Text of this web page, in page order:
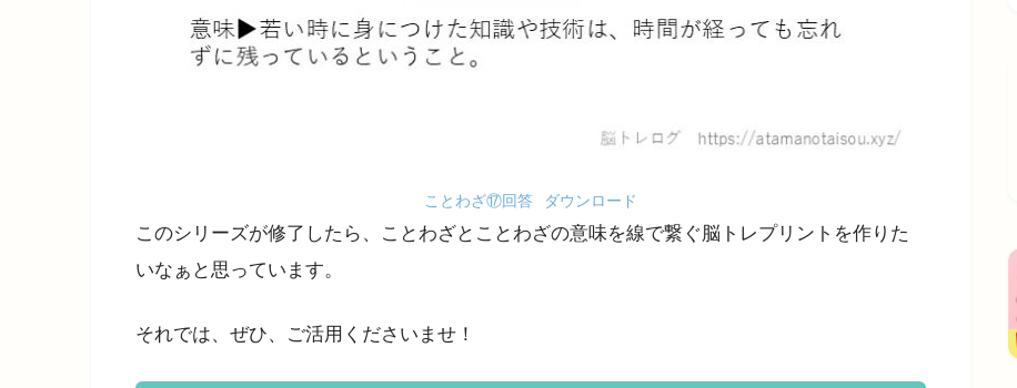
ことわざ⑰回答 ダウンロード
このシリーズが修了したら、ことわざとことわざの意味を線で繋ぐ脳トレプリントを作りた
いなぁと思っています。
それでは、ぜひ、ご活用くださいませ！